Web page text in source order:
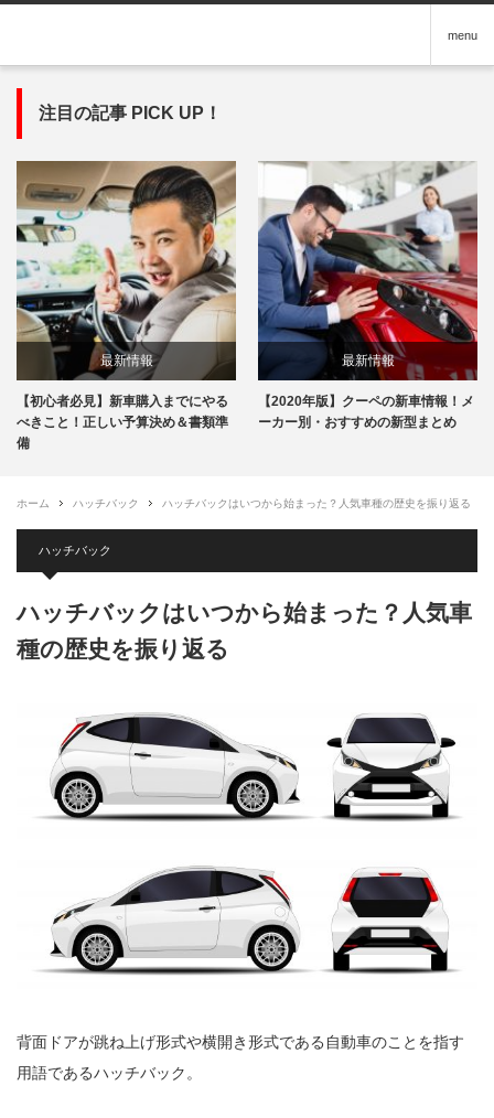
menu
注目の記事 PICK UP！
最新情報
【初心者必見】新車購入までにやる
べきこと！正しい予算決め＆書類準
備
最新情報
【2020年版】クーペの新車情報！メ
ーカー別・おすすめの新型まとめ
ホーム ハッチバック ハッチバックはいつから始まった？人気車種の歴史を振り返る
ハッチバック
ハッチバックはいつから始まった？人気車
種の歴史を振り返る
背面ドアが跳ね上げ形式や横開き形式である自動車のことを指す
用語であるハッチバック。